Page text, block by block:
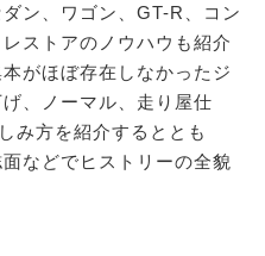
ン、ワゴン、GT-R、コン
ストアのノウハウも紹介
がほぼ存在しなかったジ
、ノーマル、走り屋仕
み方を紹介するととも
などでヒストリーの全貌